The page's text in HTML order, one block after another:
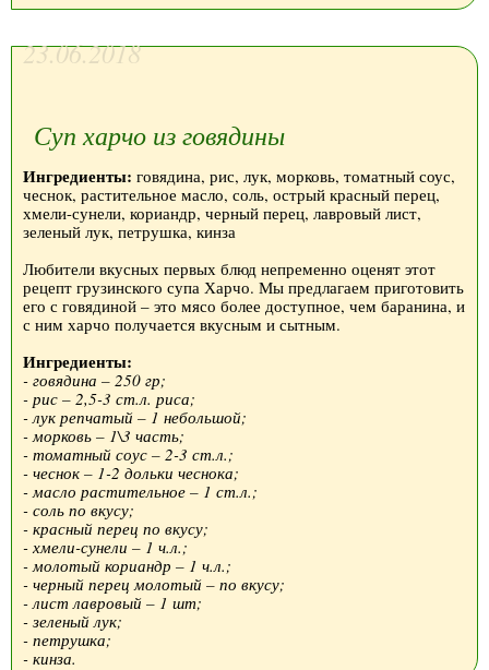
23.06.2018
Суп харчо из говядины
Ингредиенты: говядина, рис, лук, морковь, томатный соус,
чеснок, растительное масло, соль, острый красный перец,
хмели-сунели, кориандр, черный перец, лавровый лист,
зеленый лук, петрушка, кинза
Любители вкусных первых блюд непременно оценят этот
рецепт грузинского супа Харчо. Мы предлагаем приготовить
его с говядиной – это мясо более доступное, чем баранина, и
с ним харчо получается вкусным и сытным.
Ингредиенты:
- говядина – 250 гр;
- рис – 2,5-3 ст.л. риса;
- лук репчатый – 1 небольшой;
- морковь – 1\3 часть;
- томатный соус – 2-3 ст.л.;
- чеснок – 1-2 дольки чеснока;
- масло растительное – 1 ст.л.;
- соль по вкусу;
- красный перец по вкусу;
- хмели-сунели – 1 ч.л.;
- молотый кориандр – 1 ч.л.;
- черный перец молотый – по вкусу;
- лист лавровый – 1 шт;
- зеленый лук;
- петрушка;
- кинза.